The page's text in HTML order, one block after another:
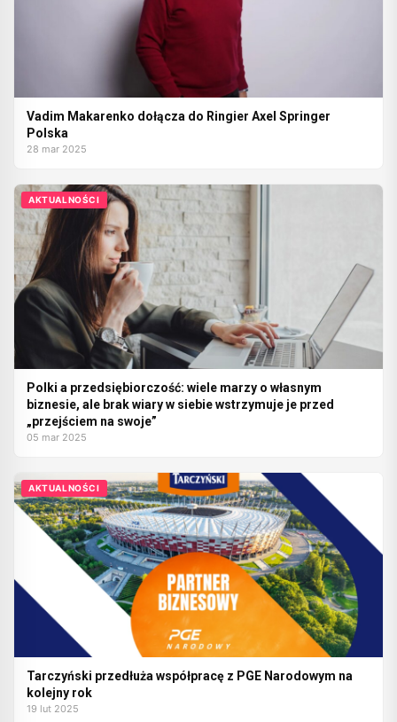
Vadim Makarenko dołącza do Ringier Axel Springer
Polska
28 mar 2025
AKTUALNOŚCI
Polki a przedsiębiorczość: wiele marzy o własnym
biznesie, ale brak wiary w siebie wstrzymuje je przed
„przejściem na swoje”
05 mar 2025
AKTUALNOŚCI
Tarczyński przedłuża współpracę z PGE Narodowym na
kolejny rok
19 lut 2025